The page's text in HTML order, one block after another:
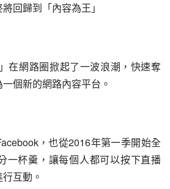
回歸到「內容為王」
在網路圈掀起了一波浪潮，快速奪
個新的網路內容平台。
，也從2016年第一季開始全
一杯羹，讓每個人都可以按下直播
互動。